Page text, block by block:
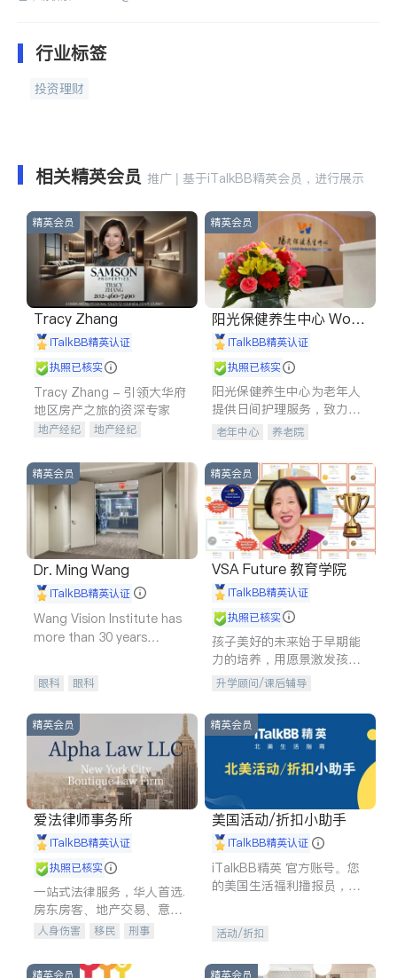
行业标签
投资理财
相关精英会员 推广 | 基于iTalkBB精英会员，进行展示
精英会员
Tracy Zhang
iTalkBB精英认证
执照已核实
Tracy Zhang - 引领大华府
地区房产之旅的资深专家
地产经纪
地产经纪
商铺租售
开发商建商
精英会员
阳光保健养生中心 World
shine
iTalkBB精英认证
执照已核实
阳光保健养生中心为老年人
提供日间护理服务，致力于
通过持续的护理创新来有效
老年中心 养老院
精英会员
Dr. Ming Wang
iTalkBB精英认证
Wang Vision Institute has
more than 30 years
眼科 眼科
精英会员
VSA Future 教育学院
iTalkBB精英认证
执照已核实
孩子美好的未来始于早期能
力的培养，用愿景激发孩子
的学习潜力和动力。理念：
拥有成长型心态是成功的基
石。
升学顾问/课后辅导
精英会员
爱法律师事务所
iTalkBB精英认证
执照已核实
一站式法律服务，华人首选.
房东房客、地产交易、意外
伤害、车祸重伤、商业诉
建筑合同、刑事案件全包办
人身伤害 移民
刑事
信托/遗嘱
商业
精英会员
美国活动/折扣小助手
iTalkBB精英认证
iTalkBB精英 官方账号。您
的美国生活福利播报员，精
专属福利。
活动/折扣
精英会员 精英会员